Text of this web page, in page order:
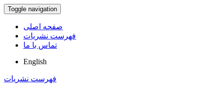
Toggle navigation
صفحه اصلی
فهرست نشریات
تماس با ما
English
فهرست نشریات